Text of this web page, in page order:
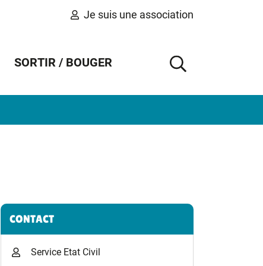
Je suis une association
SORTIR / BOUGER
AFFICHER
Informations complémentaires
CONTACT
Service Etat Civil